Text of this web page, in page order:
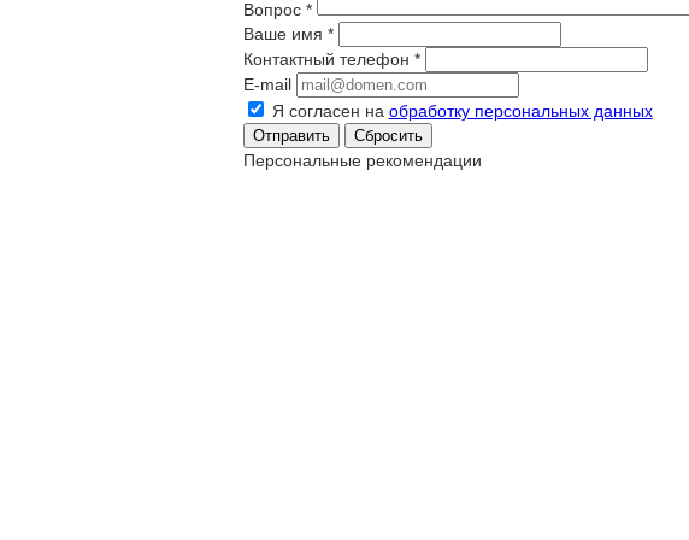
Вопрос *
Ваше имя *
Контактный телефон *
E-mail
Я согласен на обработку персональных данных
Сбросить
Персональные рекомендации